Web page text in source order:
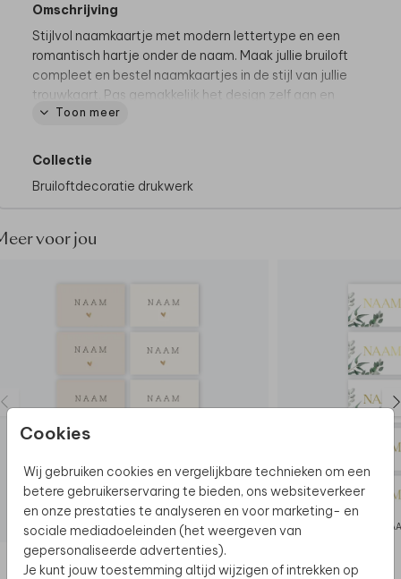
Cookies
Wij gebruiken cookies en vergelijkbare technieken om een
betere gebruikerservaring te bieden, ons websiteverkeer
en onze prestaties te analyseren en voor marketing- en
sociale mediadoeleinden (het weergeven van
gepersonaliseerde advertenties).
Je kunt jouw toestemming altijd wijzigen of intrekken op
Omschrijving
Stijlvol naamkaartje met modern lettertype en een
romantisch hartje onder de naam. Maak jullie bruiloft
compleet en bestel naamkaartjes in de stijl van jullie
trouwkaart. Pas gemakkelijk het design zelf aan en
ga aan de slag met onze editor.
De hele collectie bekijken? Je vindt
• 10 stuks per vel
• Formaat: 5x8 cm
• Zet de kaartjes op tafel met een
naamkaartjeshouder
ceremonie als plaatskaartjes.
Toon meer
Collectie
Bruiloftdecoratie drukwerk
voor jou
NAAMKAARTJES